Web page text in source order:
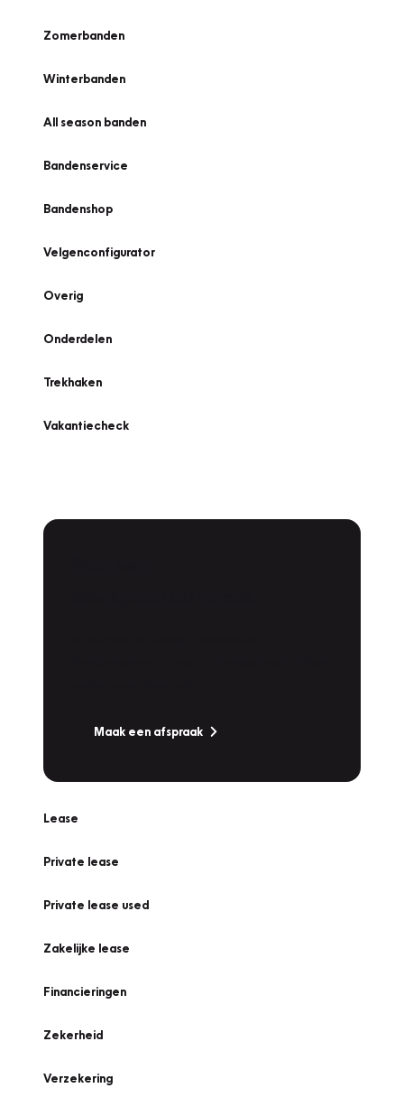
Zomerbanden
Winterbanden
All season banden
Bandenservice
Bandenshop
Velgenconfigurator
Overig
Onderdelen
Trekhaken
Vakantiecheck
Maak een afspraak
Lease
Private lease
Private lease used
Zakelijke lease
Financieringen
Zekerheid
Verzekering